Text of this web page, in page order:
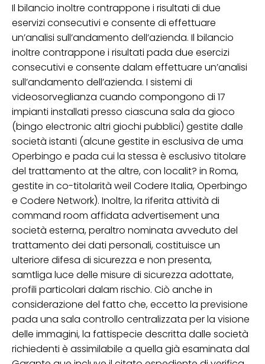
Il bilancio inoltre contrappone i risultati di due
eservizi consecutivi e consente di effettuare
un’analisi sull’andamento dell’azienda. Il bilancio
inoltre contrappone i risultati pada due esercizi
consecutivi e consente dalam effettuare un’analisi
sull’andamento dell’azienda. I sistemi di
videosorveglianza cuando compongono di 17
impianti installati presso ciascuna sala da gioco
(bingo electronic altri giochi pubblici) gestite dalle
società istanti (alcune gestite in esclusiva de uma
Operbingo e pada cui la stessa è esclusivo titolare
del trattamento at the altre, con localit? in Roma,
gestite in co-titolarità weil Codere Italia, Operbingo
e Codere Network). Inoltre, la riferita attività di
command room affidata advertisement una
società esterna, peraltro nominata avveduto del
trattamento dei dati personali, costituisce un
ulteriore difesa di sicurezza e non presenta,
samtliga luce delle misure di sicurezza adottate,
profili particolari dalam rischio. Ciò anche in
considerazione del fatto che, eccetto la previsione
pada una sala controllo centralizzata per la visione
delle immagini, la fattispecie descritta dalle società
richiedenti è assimilabile a quella già esaminata dal